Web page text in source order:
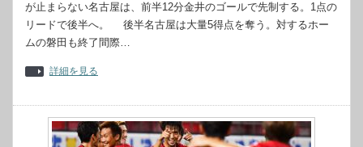
が止まらない名古屋は、前半12分金井のゴールで先制する。1点の
リードで後半へ。 後半名古屋は大量5得点を奪う。対するホー
ムの磐田も終了間際…
詳細を見る